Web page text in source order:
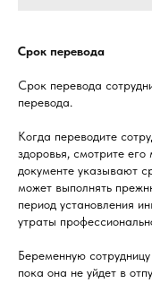
Срок перевода
Срок перевода
перевода.
Когда переводите
здоровья, смотрите
документе указывают
может выполнять
период установления
утраты
Беременную
пока она не уйдет в